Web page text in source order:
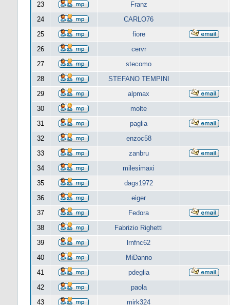
23
Franz
24
CARLO76
25
fiore
26
cervr
27
stecomo
28
STEFANO TEMPINI
29
alpmax
30
molte
31
paglia
32
enzoc58
33
zanbru
34
milesimaxi
35
dags1972
36
eiger
37
Fedora
38
Fabrizio Righetti
39
lrnfnc62
40
MiDanno
41
pdeglia
42
paola
43
mirk324